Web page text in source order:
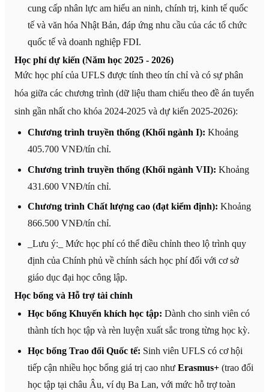
cung cấp nhân lực am hiểu an ninh, chính trị, kinh tế quốc
tế và văn hóa Nhật Bản, đáp ứng nhu cầu của các tổ chức
quốc tế và doanh nghiệp FDI.
Học phí dự kiến (Năm học 2025 - 2026)
Mức học phí của UFLS được tính theo tín chỉ và có sự phân
hóa giữa các chương trình (dữ liệu tham chiếu theo đề án tuyển
sinh gần nhất cho khóa 2024-2025 và dự kiến 2025-2026):
Chương trình truyền thống (Khối ngành I): Khoảng
405.700 VNĐ/tín chỉ.
Chương trình truyền thống (Khối ngành VII): Khoảng
431.600 VNĐ/tín chỉ.
Chương trình Chất lượng cao (đạt kiểm định): Khoảng
866.500 VNĐ/tín chỉ.
_Lưu ý:_ Mức học phí có thể điều chỉnh theo lộ trình quy
định của Chính phủ về chính sách học phí đối với cơ sở
giáo dục đại học công lập.
Học bổng và Hỗ trợ tài chính
Học bổng Khuyến khích học tập: Dành cho sinh viên có
thành tích học tập và rèn luyện xuất sắc trong từng học kỳ.
Học bổng Trao đổi Quốc tế: Sinh viên UFLS có cơ hội
tiếp cận nhiều học bổng giá trị cao như Erasmus+(trao đổi
học tập tại châu Âu, ví dụ Ba Lan, với mức hỗ trợ toàn